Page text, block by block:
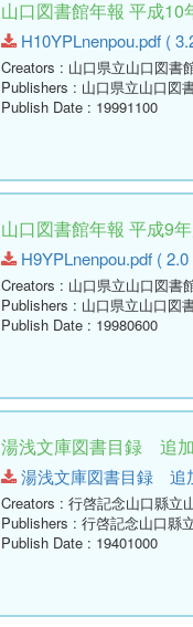
山口図書館年報 平成10
H10YPLnenpou.pdf (
Creators : 山口県立山口図書
Publishers : 山口県立山口図
Publish Date : 19991100
山口図書館年報 平成9
H9YPLnenpou.pdf (
Creators : 山口県立山口図書
Publishers : 山口県立山口図
Publish Date : 19980600
湯浅文庫図書目録 追
湯浅文庫図書目録 追
Creators : 行啓記念山口縣立
Publishers : 行啓記念山口縣
Publish Date : 19401000